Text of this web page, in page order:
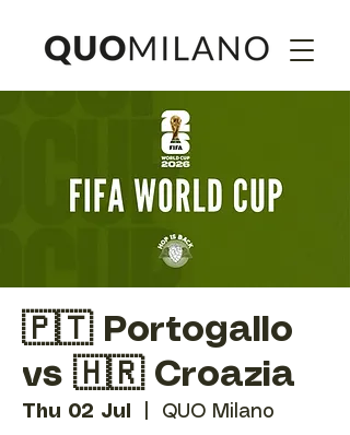
🇵🇹 Portogallo
vs 🇭🇷 Croazia
Thu 02 Jul QUO Milano